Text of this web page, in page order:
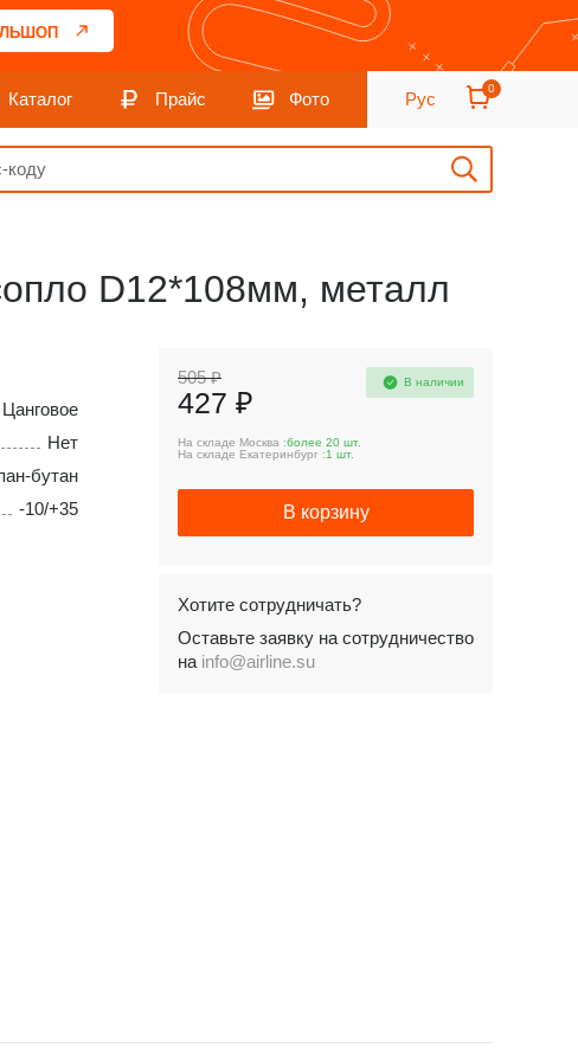
Каталог Прайс Фото Рус
0
D12*108мм, металл
Цанговое
Нет
бутан
-10/+35
505 ₽
427 ₽
В наличии
На складе Москва :более 20 шт.
На складе Екатеринбург :1 шт.
В корзину
Хотите сотрудничать?
Оставьте заявку на сотрудничество
на info@airline.su